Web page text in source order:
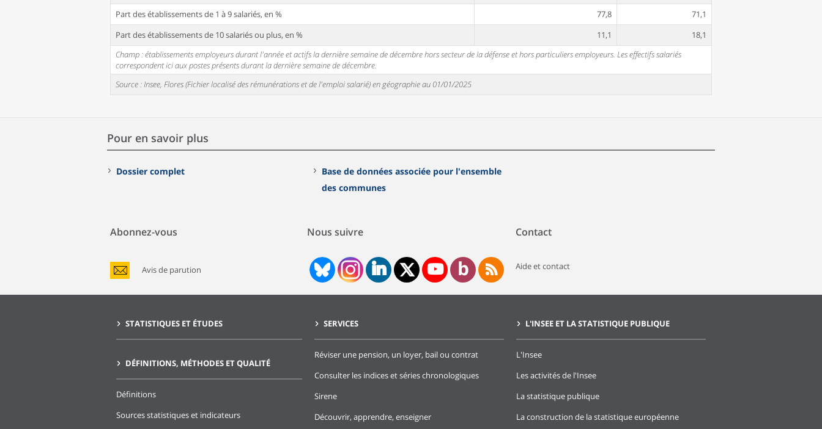
Part des établissements de 1 à 9 salariés, en %
77,8
71,1
Part des établissements de 10 salariés ou plus, en %
11,1
18,1
Champ : établissements employeurs durant l'année et actifs la dernière semaine de décembre hors secteur de la défense et hors particuliers employeurs. Les effectifs salariés
correspondent ici aux postes présents durant la dernière semaine de décembre.
Source : Insee, Flores (Fichier localisé des rémunérations et de l'emploi salarié) en géographie au 01/01/2025
Pour en savoir plus
Dossier complet
Base de données associée pour l'ensemble
des communes
Abonnez-vous
Avis de parution
Nous suivre Contact
Aide et contact
STATISTIQUES ET ÉTUDES
DÉFINITIONS, MÉTHODES ET QUALITÉ
Définitions
Sources statistiques et indicateurs
SERVICES
Réviser une pension, un loyer, bail ou contrat
Consulter les indices et séries chronologiques
Sirene
Découvrir, apprendre, enseigner
L'INSEE ET LA STATISTIQUE PUBLIQUE
L'Insee
Les activités de l'Insee
La statistique publique
La construction de la statistique européenne